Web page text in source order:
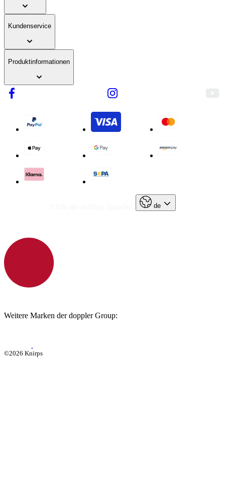
Kundenservice
Produktinformationen
de
Weitere Marken der doppler Group:
©2026 Knirps